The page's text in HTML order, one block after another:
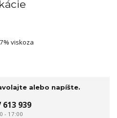
viskoza
alebo napíšte.
613 939
- 17:00